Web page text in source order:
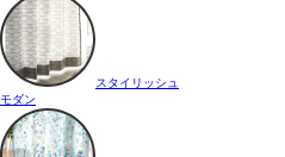
スタイリッシュ
モダン